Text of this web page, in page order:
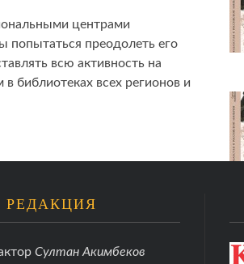
центрами
попытаться преодолеть его
всю активность на
библиотеках всех регионов и
РЕДАКЦИЯ
Султан Акимбеков